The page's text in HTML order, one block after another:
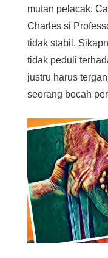
mutan pelacak,
Charles si
tidak stabil.
tidak peduli
justru harus
seorang bocah